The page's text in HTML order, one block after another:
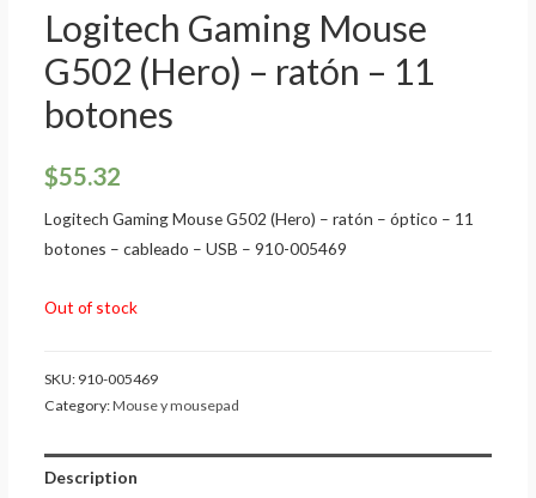
Logitech Gaming Mouse
G502 (Hero) – ratón – 11
botones
$55.32
Logitech Gaming Mouse G502 (Hero) – ratón – óptico – 11
botones – cableado – USB – 910-005469
Out of stock
SKU: 910-005469
Category:Mouse y mousepad
Description